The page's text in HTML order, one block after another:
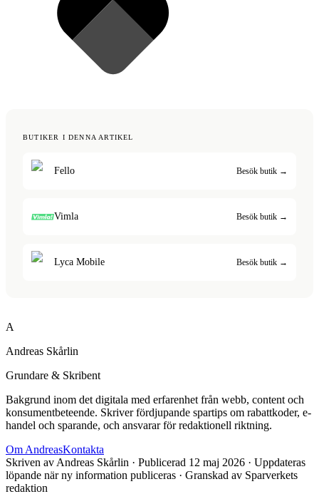
BUTIKER I DENNA ARTIKEL
Fello Besök butik →
Vimla Besök butik →
Lyca Mobile Besök butik →
A
Andreas Skårlin
Grundare & Skribent
Bakgrund inom det digitala med erfarenhet från webb, content och
konsumentbeteende. Skriver fördjupande spartips om rabattkoder, e-
handel och sparande, och ansvarar för redaktionell riktning.
Om AndreasKontakta
Skriven av Andreas Skårlin · Publicerad 12 maj 2026 · Uppdateras
löpande när ny information publiceras · Granskad av Sparverkets
redaktion